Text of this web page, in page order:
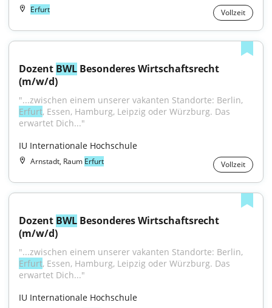
Erfurt Vollzeit
Dozent BWL Besonderes Wirtschaftsrecht
(m/w/d)
Erfurt, Essen, Hamburg, Leipzig oder Würzburg. Das
erwartet Dich..."
IU Internationale Hochschule
Arnstadt, Raum Erfurt Vollzeit
Dozent BWL Besonderes Wirtschaftsrecht
(m/w/d)
Erfurt, Essen, Hamburg, Leipzig oder Würzburg. Das
erwartet Dich..."
IU Internationale Hochschule